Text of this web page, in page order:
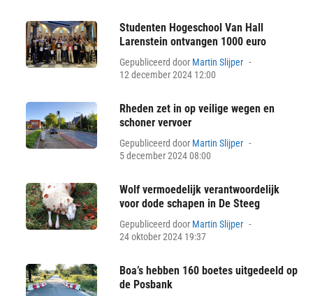
Studenten Hogeschool Van Hall
Larenstein ontvangen 1000 euro
Gepubliceerd door Martin Slijper
12 december 2024 12:00
Rheden zet in op veilige wegen en
schoner vervoer
Gepubliceerd door Martin Slijper
5 december 2024 08:00
Wolf vermoedelijk verantwoordelijk
voor dode schapen in De Steeg
Gepubliceerd door Martin Slijper
24 oktober 2024 19:37
Boa’s hebben 160 boetes uitgedeeld op
de Posbank